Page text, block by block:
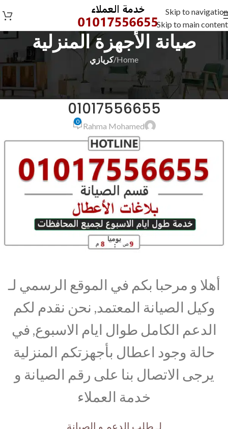
Skip to navigation
Skip to main content
صيانة الأجهزة المنزلية
Home
/كريازي
كريازي
رقم صيانة كريازي بالمحلة الكبري
01017556655
Rahma Mohamed
0
أهلا و مرحبا بكم في الموقع الرسمي لـ
وكيل الصيانة المعتمد, نحن نقدم لكم
الدعم الكامل طوال ايام الاسبوع, في
حالة وجود اعطال بأجهزتكم المنزلية
يرجى الاتصال بنا على رقم الصيانة و
خدمة العملاء
لـ طلب الدعم و الصيانة